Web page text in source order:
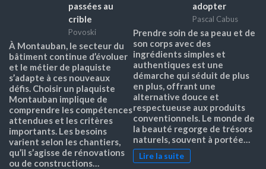
passées au
crible
Povoski
À Montauban, le secteur du
bâtiment continue d’évoluer
et le métier de plaquiste
s’adapte à ces nouveaux
défis. Choisir un plaquiste
Montauban implique de
comprendre les compétences
attendues et les critères
importants. Les besoins
varient selon les chantiers,
qu’il s’agisse de rénovations
ou de constructions…
adopter
Pascal Cabus
Prendre soin de sa peau et de
son corps avec des
ingrédients simples et
authentiques est une
démarche qui séduit de plus
en plus, offrant une
alternative douce et
respectueuse aux produits
conventionnels. Le monde de
la beauté regorge de trésors
naturels, souvent à portée…
Lire la suite